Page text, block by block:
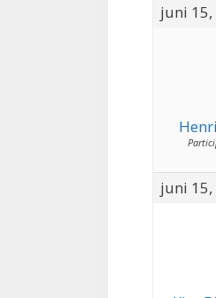
juni 15,
juni 15,